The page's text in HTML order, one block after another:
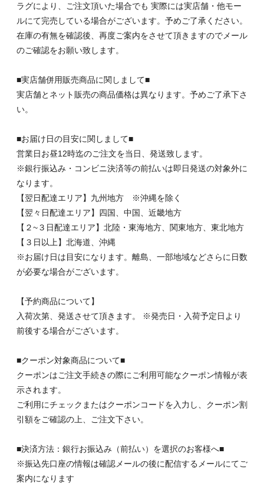
ラグにより、ご注文頂いた場合でも 実際には実店舗・他モー
ルにて完売している場合がございます。予めご了承ください。
在庫の有無を確認後、再度ご案内をさせて頂きますのでメール
のご確認をお願い致します。
■実店舗併用販売商品に関しまして■
実店舗とネット販売の商品価格は異なります。予めご了承下さ
い。
■お届け日の目安に関しまして■
営業日お昼12時迄のご注文を当日、発送致します。
※銀行振込み・コンビニ決済等の前払いは即日発送の対象外に
なります。
【翌日配達エリア】九州地方 ※沖縄を除く
【翌々日配達エリア】四国、中国、近畿地方
【２~３日配達エリア】北陸・東海地方、関東地方、東北地方
【３日以上】北海道、沖縄
※お届け日は目安になります。離島、一部地域などさらに日数
が必要な場合がございます。
【予約商品について】
入荷次第、発送させて頂きます。 ※発売日・入荷予定日より
前後する場合がございます。
■クーポン対象商品について■
クーポンはご注文手続きの際にご利用可能なクーポン情報が表
示されます。
ご利用にチェックまたはクーポンコードを入力し、クーポン割
引額をご確認の上、ご注文下さい。
■決済方法：銀行お振込み（前払い）を選択のお客様へ■
※振込先口座の情報は確認メールの後に配信するメールにてご
案内になります